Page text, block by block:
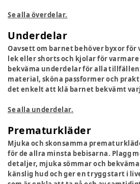
Se alla överdelar.
Underdelar
Oavsett om barnet behöver byxor för
lek eller shorts och kjolar för
bekväma underdelar för alla
material, sköna passformer och
det enkelt att klä barnet bekvämt
Se alla underdelar.
Prematurkläder
Mjuka och skonsamma
för de allra minsta bebisarna. Plagg
detaljer, mjuka sömmar och
känslig hud och ger en trygg start i